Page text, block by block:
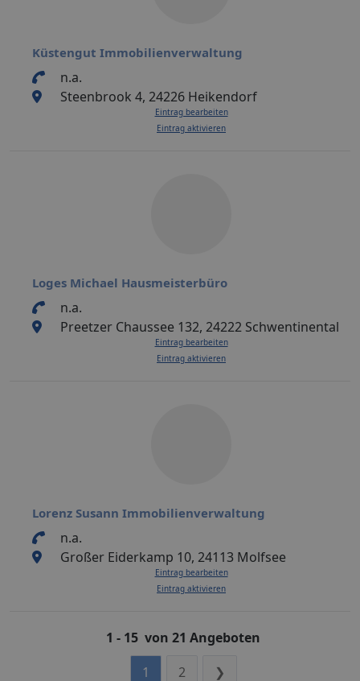
Küstengut Immobilienverwaltung
n.a.
Steenbrook 4, 24226 Heikendorf
Eintrag bearbeiten
Eintrag aktivieren
Loges Michael Hausmeisterbüro
n.a.
Preetzer Chaussee 132, 24222 Schwentinental
Eintrag bearbeiten
Eintrag aktivieren
Lorenz Susann Immobilienverwaltung
n.a.
Großer Eiderkamp 10, 24113 Molfsee
Eintrag bearbeiten
Eintrag aktivieren
1 - 15 von 21 Angeboten
1
2 ❯